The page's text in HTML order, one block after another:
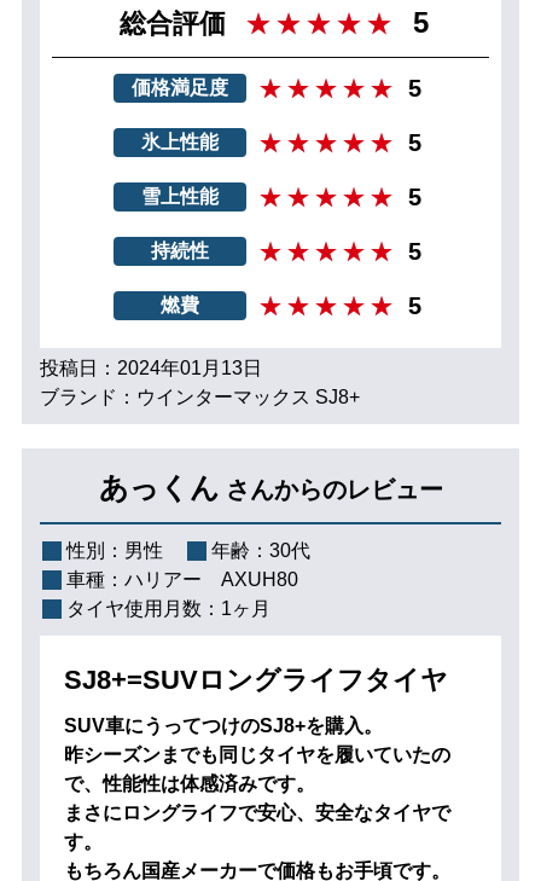
総合評価 5
価格満足度 5
氷上性能 5
雪上性能 5
持続性 5
燃費 5
投稿日：2024年01月13日
ブランド：ウインターマックス SJ8+
あっくん さんからのレビュー
性別： 男性 年齢： 30代
車種： ハリアー AXUH80
タイヤ使用月数： 1ヶ月
SJ8+=SUVロングライフタイヤ
SUV車にうってつけのSJ8+を購入。
昨シーズンまでも同じタイヤを履いていたの
で、性能性は体感済みです。
まさにロングライフで安心、安全なタイヤで
す。
もちろん国産メーカーで価格もお手頃です。